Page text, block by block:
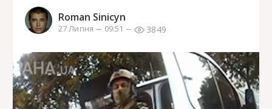
Roman Sinicyn
27 Липня 09:51 3849